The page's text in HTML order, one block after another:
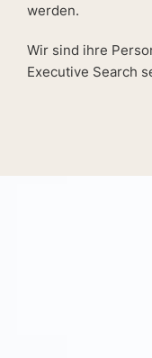
werden.
Wir sind ihre
Executive Search